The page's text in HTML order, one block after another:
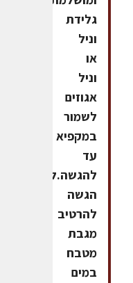
גלידת
וניל
או
וניל
אגוזים
לשמור
במקפיא
עד
להגשה.לפני
הגשה
להרטיב
מגבת
מטבח
במים